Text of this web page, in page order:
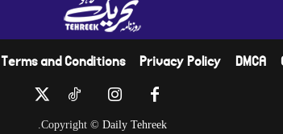
Terms and Conditions Privacy Policy DMCA
Copyright © Daily Tehreek